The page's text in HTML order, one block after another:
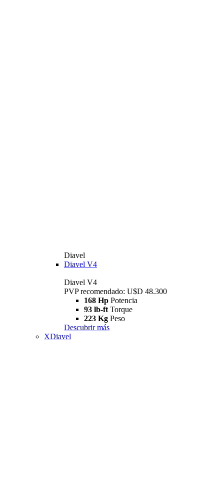
Diavel
Diavel V4
Diavel V4
PVP recomendado: U$D 48.300
168 Hp Potencia
93 lb-ft Torque
223 Kg Peso
Descubrir más
XDiavel